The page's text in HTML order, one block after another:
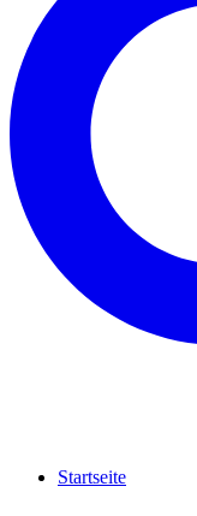
Startseite